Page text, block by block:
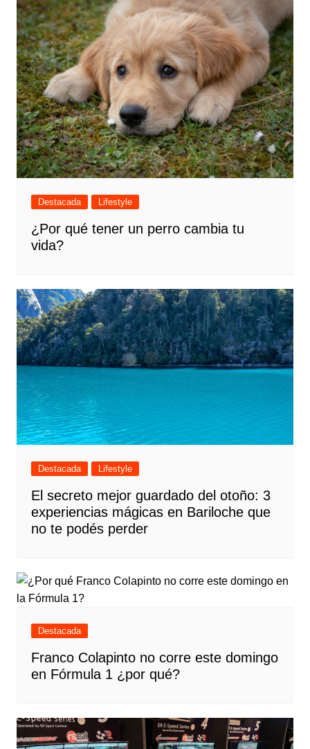
Destacada Lifestyle
¿Por qué tener un perro cambia tu
vida?
Destacada Lifestyle
El secreto mejor guardado del otoño: 3
experiencias mágicas en Bariloche que
no te podés perder
Destacada
Franco Colapinto no corre este domingo
en Fórmula 1 ¿por qué?